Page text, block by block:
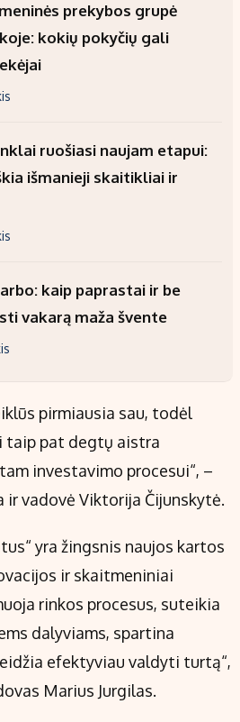
prekybos grupė
kokių pokyčių gali
ruošiasi naujam etapui:
išmanieji skaitikliai ir
kaip paprastai ir be
vakarą maža švente
pirmiausia sau, todėl
taip pat degtų aistra
investavimo procesui“, –
ir vadovė Viktorija Čijunskytė.
yra žingsnis naujos kartos
ir skaitmeniniai
rinkos procesus, suteikia
dalyviams, spartina
efektyviau valdyti turtą“,
Marius Jurgilas.